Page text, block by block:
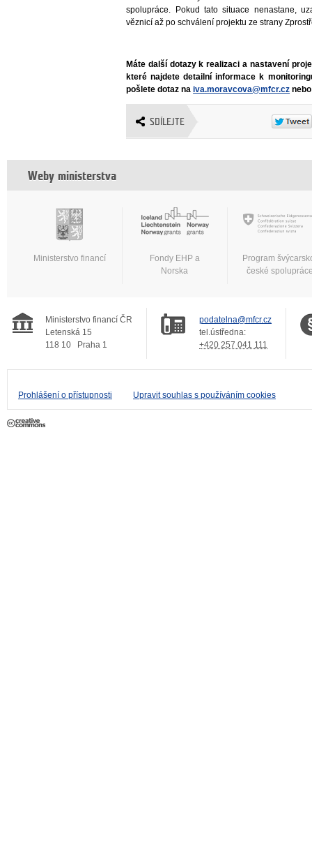
spolupráce. Pokud tato situace nenastane,
věznicí až po schválení projektu ze strany
Máte další dotazy k realizaci a nastavení
které najdete detailní informace k
pošlete dotaz naiva.moravcova@mfcr.cz
SDÍLEJTE
Weby ministerstva
Ministerstvo financí
Fondy EHP a
Norska
Program
české
Ministerstvo financí ČR
Letenská 15
118 10
Praha 1
podatelna@mfcr.cz
tel.ústředna:
+420 257 041 111
Prohlášení o přístupnosti Upravit souhlas s používáním cookies